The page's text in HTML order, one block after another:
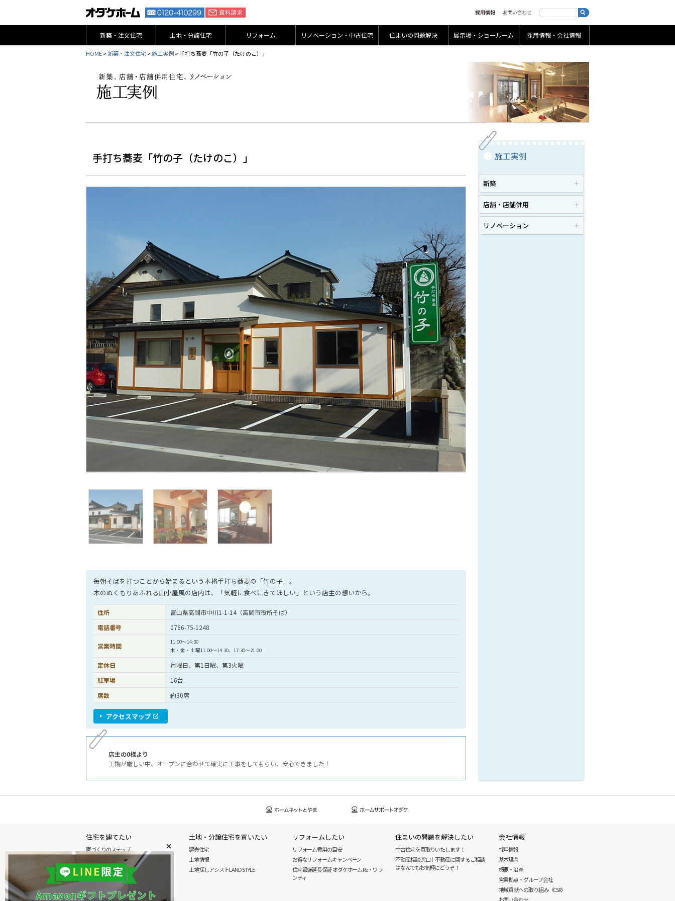
新築・注文住宅 土地・分譲住宅 リフォーム リノベーション・中古住宅 住まいの問題解決 展示場・ショールーム 採用情報・会社情報
HOME>新築・注文住宅 >施工実例> 手打ち蕎麦「竹の子（たけのこ）」
手打ち蕎麦「竹の子（たけのこ）」
毎朝そばを打つことから始まるという本格手打ち蕎麦の「竹の子」。
木のぬくもりあふれる山小屋風の店内は、「気軽に食べにきてほしい」という店主の想いから。
住所
富山県高岡市中川1-1-14（高岡市役所そば）
電話番号
0766-75-1248
営業時間
11:00〜14:30
木・金・土曜11:00〜14:30、17:30〜21:00
定休日
月曜日、第1日曜、第3火曜
駐車場
16台
席数
約30席
アクセスマップ
店主の0様より
工期が厳しい中、オープンに合わせて確実に工事をしてもらい、安心できました！
施工実例
新築
店舗・店舗併用
リノベーション
住宅を建てたい
家づくりのステップ
自由設計注文住宅
木の特性を活かした北陸の家づくり
住宅の性能
安心のアフターサービス
商品情報
土地・分譲住宅を買いたい
建売住宅
土地情報
土地探しアシスト LAND STYLE
リフォームしたい
リフォーム費用の目安
お得なリフォームキャンペーン
住宅設備延長保証 オダケホーム Re・ワラ
ンティ
住まいの問題を解決したい
中古住宅を買取りいたします！
不動産相談窓口｜不動産に関するご相談
はなんでもお気軽にどうぞ！
会社情報
採用情報
基本理念
概要・沿革
営業拠点・グループ会社
地域貢献への取り組み（CSR）
お問い合わせ